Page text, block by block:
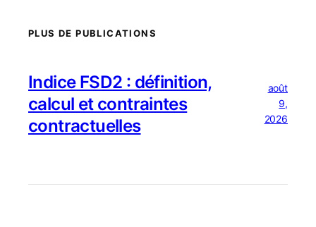
PLUS DE PUBLICATIONS
Indice FSD2 : définition,
calcul et contraintes
contractuelles
août
9,
2026